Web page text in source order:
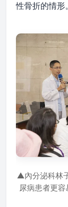
性骨折的情形。
▲內分泌科林
尿病患者更容